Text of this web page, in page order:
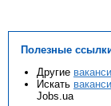
Полезные
Другие
Искать
Jobs.ua